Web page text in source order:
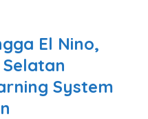
El Nino,
System